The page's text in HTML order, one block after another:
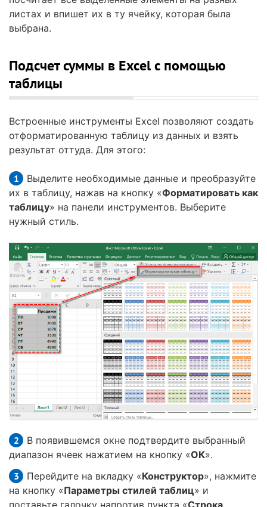
листах и впишет их в ту ячейку, которая была
выбрана.
Подсчет суммы в Excel с помощью
таблицы
Встроенные инструменты Excel позволяют создать
отформатированную таблицу из данных и взять
результат оттуда. Для этого:
Выделите необходимые данные и преобразуйте
их в таблицу, нажав на кнопку «Форматировать как
таблицу» на панели инструментов. Выберите
нужный стиль.
В появившемся окне подтвердите выбранный
диапазон ячеек нажатием на кнопку «ОК».
Перейдите на вкладку «Конструктор», нажмите
на кнопку «Параметры стилей таблиц» и
поставьте галочку напротив пункта «Строка